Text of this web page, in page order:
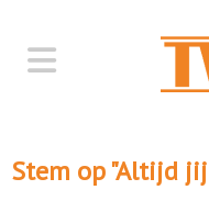
Stem op "Altijd jij